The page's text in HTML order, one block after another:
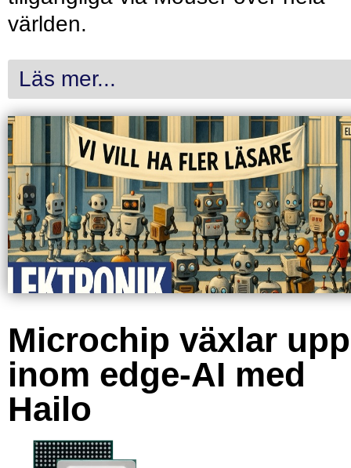
världen.
Läs mer...
Microchip växlar upp
inom edge-AI med
Hailo